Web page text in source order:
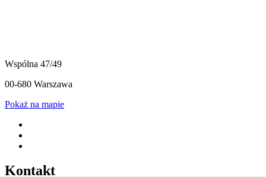
Wspólna 47/49
00-680 Warszawa
Pokaż na mapie
Kontakt